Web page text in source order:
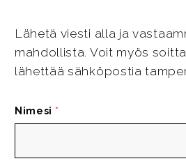
Lähetä viesti alla ja
mahdollista. Voit myös
lähettää sähköpostia
Nimesi *